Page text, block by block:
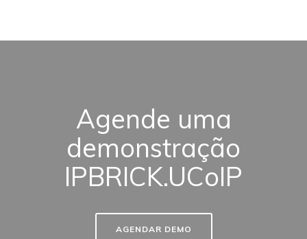
Agende uma
demonstração
IPBRICK.UCoIP
AGENDAR DEMO